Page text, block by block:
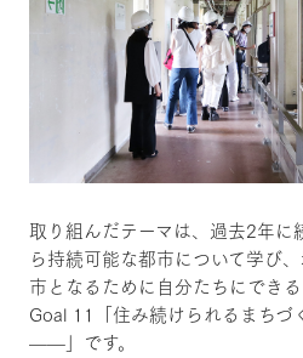
取り組んだテーマは、過去2年に
ら持続可能な都市について学び
市となるために自分たちにでき
Goal 11「住み続けられるまちづ
——」です。